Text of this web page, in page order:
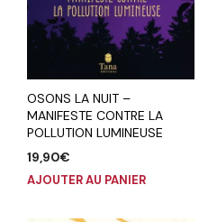
OSONS LA NUIT –
MANIFESTE CONTRE LA
POLLUTION LUMINEUSE
19,90€
AJOUTER AU PANIER